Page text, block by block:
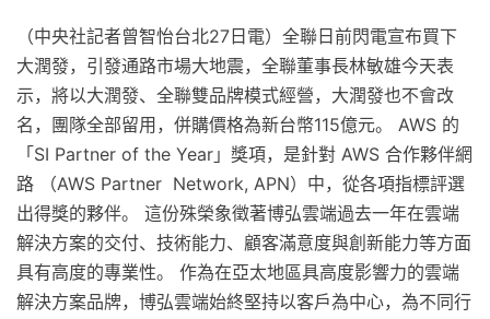
（中央社記者曾智怡台北27日電）全聯日前閃電宣布買下
大潤發，引發通路市場大地震，全聯董事長林敏雄今天表
示，將以大潤發、全聯雙品牌模式經營，大潤發也不會改
名，團隊全部留用，併購價格為新台幣115億元。 AWS 的
「SI Partner of the Year」獎項，是針對 AWS 合作夥伴網
路 （AWS Partner Network, APN）中，從各項指標評選
出得獎的夥伴。 這份殊榮象徵著博弘雲端過去一年在雲端
解決方案的交付、技術能力、顧客滿意度與創新能力等方面
具有高度的專業性。 作為在亞太地區具高度影響力的雲端
解決方案品牌，博弘雲端始終堅持以客戶為中心，為不同行